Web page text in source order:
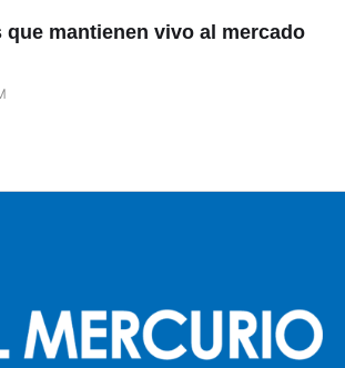
que mantienen vivo al mercado